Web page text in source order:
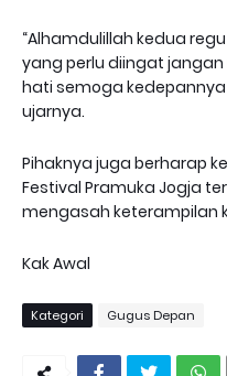
“Alhamdulillah kedua
yang perlu diingat
hati semoga
ujarnya.
Pihaknya juga berharap
Festival Pramuka Jogja
mengasah keterampilan
Kak Awal
Kategori Gugus Depan